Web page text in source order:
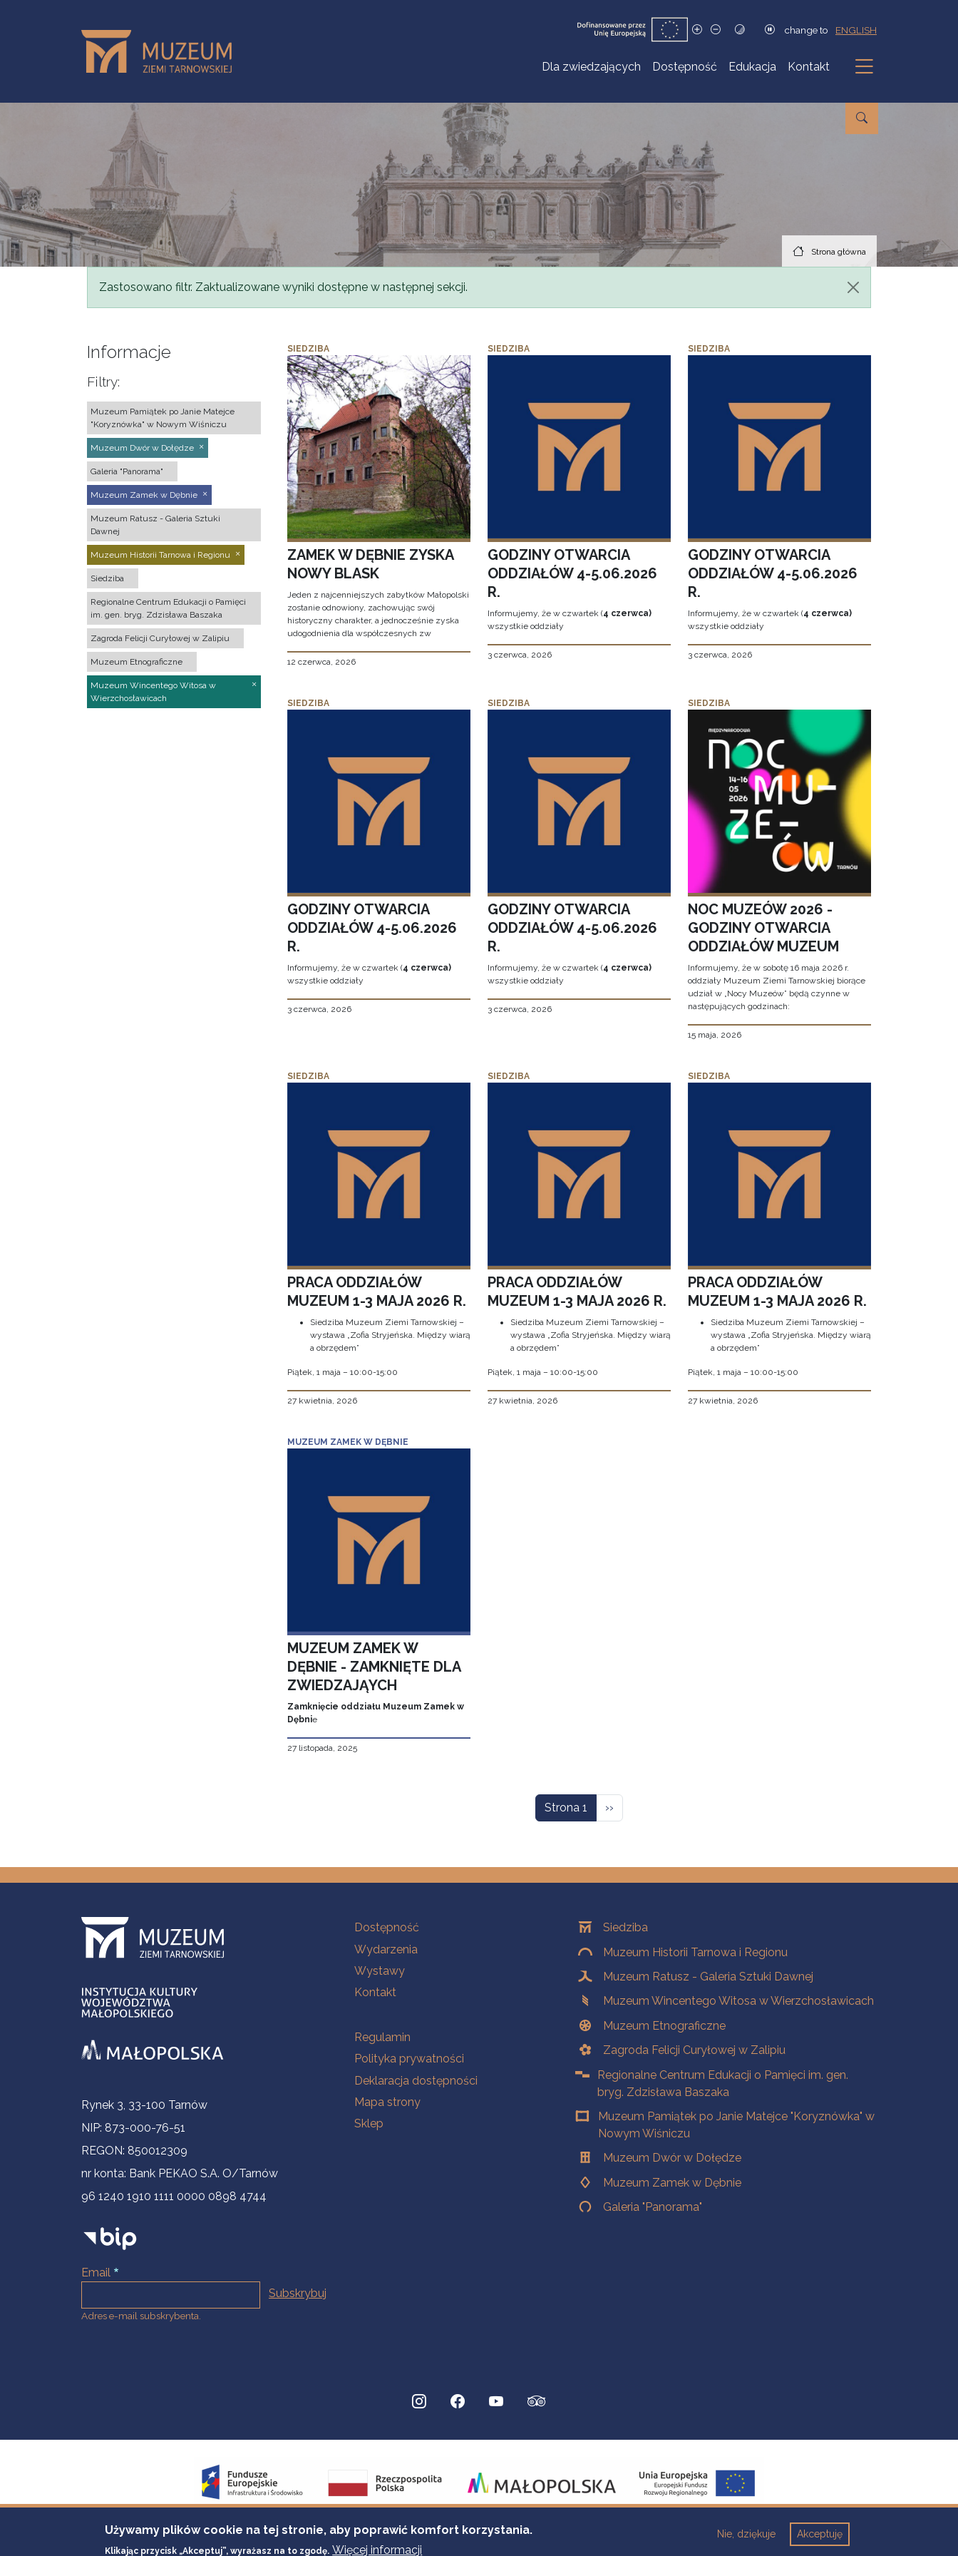
change to ENGLISH
Dla zwiedzających Dostępność Edukacja Kontakt
Podmenu
Strona główna
Komunikat
Zastosowano filtr. Zaktualizowane wyniki dostępne w następnej sekcji.
Informacje
Filtry:
Muzeum Pamiątek po Janie Matejce
"Koryznówka" w Nowym Wiśniczu
Muzeum Dwór w Dołędze
Galeria "Panorama"
Muzeum Zamek w Dębnie
Muzeum Ratusz - Galeria Sztuki
Dawnej
Muzeum Historii Tarnowa i Regionu
Siedziba
Regionalne Centrum Edukacji o Pamięci
im. gen. bryg. Zdzisława Baszaka
Zagroda Felicji Curyłowej w Zalipiu
Muzeum Etnograficzne
Muzeum Wincentego Witosa w
Wierzchosławicach
SIEDZIBA
ZAMEK W DĘBNIE ZYSKA
NOWY BLASK
Jeden z najcenniejszych zabytków Małopolski
zostanie odnowiony, zachowując swój
historyczny charakter, a jednocześnie zyska
udogodnienia dla współczesnych zw
12 czerwca, 2026
SIEDZIBA
GODZINY OTWARCIA
ODDZIAŁÓW 4-5.06.2026
R.
Informujemy, że w czwartek (4 czerwca)
wszystkie oddziały
3 czerwca, 2026
SIEDZIBA
GODZINY OTWARCIA
ODDZIAŁÓW 4-5.06.2026
R.
Informujemy, że w czwartek (4 czerwca)
wszystkie oddziały
3 czerwca, 2026
SIEDZIBA
GODZINY OTWARCIA
ODDZIAŁÓW 4-5.06.2026
R.
Informujemy, że w czwartek (4 czerwca)
wszystkie oddziały
3 czerwca, 2026
SIEDZIBA
GODZINY OTWARCIA
ODDZIAŁÓW 4-5.06.2026
R.
Informujemy, że w czwartek (4 czerwca)
wszystkie oddziały
3 czerwca, 2026
SIEDZIBA
NOC MUZEÓW 2026 -
GODZINY OTWARCIA
ODDZIAŁÓW MUZEUM
Informujemy, że w sobotę 16 maja 2026 r.
oddziały Muzeum Ziemi Tarnowskiej biorące
udział w „Nocy Muzeów” będą czynne w
następujących godzinach:
15 maja, 2026
SIEDZIBA
PRACA ODDZIAŁÓW
MUZEUM 1-3 MAJA 2026 R.
Siedziba Muzeum Ziemi Tarnowskiej –
wystawa „Zofia Stryjeńska. Między wiarą
a obrzędem”
Piątek, 1 maja – 10:00-15:00
27 kwietnia, 2026
SIEDZIBA
PRACA ODDZIAŁÓW
MUZEUM 1-3 MAJA 2026 R.
Siedziba Muzeum Ziemi Tarnowskiej –
wystawa „Zofia Stryjeńska. Między wiarą
a obrzędem”
Piątek, 1 maja – 10:00-15:00
27 kwietnia, 2026
SIEDZIBA
PRACA ODDZIAŁÓW
MUZEUM 1-3 MAJA 2026 R.
Siedziba Muzeum Ziemi Tarnowskiej –
wystawa „Zofia Stryjeńska. Między wiarą
a obrzędem”
Piątek, 1 maja – 10:00-15:00
27 kwietnia, 2026
MUZEUM ZAMEK W DĘBNIE
MUZEUM ZAMEK W
DĘBNIE - ZAMKNIĘTE DLA
ZWIEDZAJĄYCH
Zamknięcie oddziału Muzeum Zamek w
Dębnie
27 listopada, 2025
Strona 1 Następna strona
››
Informacje kontaktowe
Rynek 3, 33-100 Tarnów
NIP: 873-000-76-51
REGON: 850012309
nr konta: Bank PEKAO S.A. O/Tarnów
96 1240 1910 1111 0000 0898 4744
Email
Adres e-mail subskrybenta.
Na skróty
Dostępność
Wydarzenia
Wystawy
Kontakt
Na skróty
Regulamin
Polityka prywatności
Deklaracja dostępności
Mapa strony
Sklep
OddziałySiedziba
Muzeum Historii Tarnowa i Regionu
Muzeum Ratusz - Galeria Sztuki Dawnej
Muzeum Wincentego Witosa w Wierzchosławicach
Muzeum Etnograficzne
Zagroda Felicji Curyłowej w Zalipiu
Regionalne Centrum Edukacji o Pamięci im. gen.
bryg. Zdzisława Baszaka
Muzeum Pamiątek po Janie Matejce "Koryznówka" w
Nowym Wiśniczu
Muzeum Dwór w Dołędze
Muzeum Zamek w Dębnie
Galeria "Panorama"
Używamy plików cookie na tej stronie, aby poprawić komfort korzystania.
Klikając przycisk „Akceptuj”, wyrażasz na to zgodę. Więcej informacji
Akceptuję
Nie, dziękuje